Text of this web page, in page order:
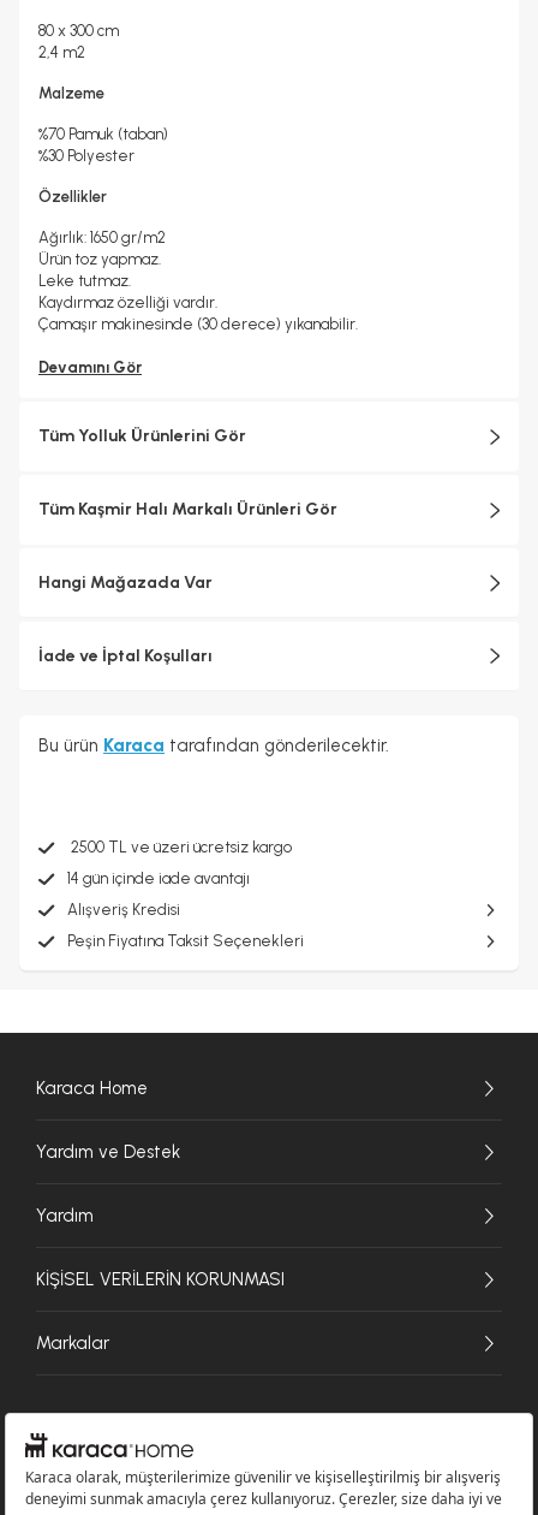
2, 4
80 x 300 cm
2,4 m2
Malzeme
%70 Pamuk (taban)
%30 Polyester
Özellikler
Ağırlık: 1650 gr/m2
Ürün toz yapmaz.
Leke tutmaz.
Kaydırmaz özelliği vardır.
Çamaşır makinesinde (30 derece) yıkanabilir.
Devamını Gör
Tüm Yolluk Ürünlerini Gör
Tüm Kaşmir Halı Markalı Ürünleri Gör
Hangi Mağazada Var
İade ve İptal Koşulları
Bu ürün Karaca tarafından gönderilecektir.
2500 TL ve üzeri ücretsiz kargo
14 gün içinde iade avantajı
Alışveriş Kredisi
Peşin Fiyatına Taksit Seçenekleri
Karaca Home
Yardım ve Destek
Yardım
KİŞİSEL VERİLERİN KORUNMASI
Markalar